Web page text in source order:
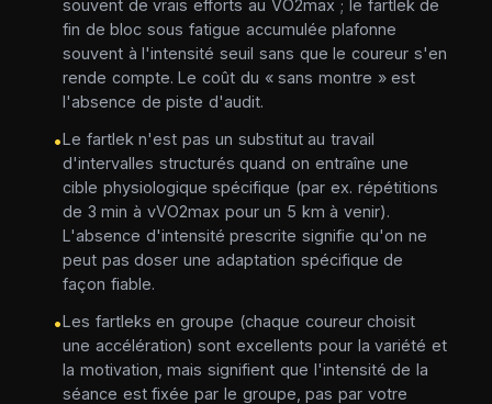
souvent de vrais efforts au VO2max ; le fartlek de
fin de bloc sous fatigue accumulée plafonne
souvent à l'intensité seuil sans que le coureur s'en
rende compte. Le coût du « sans montre » est
l'absence de piste d'audit.
•Le fartlek n'est pas un substitut au travail
d'intervalles structurés quand on entraîne une
cible physiologique spécifique (par ex. répétitions
de 3 min à vVO2max pour un 5 km à venir).
L'absence d'intensité prescrite signifie qu'on ne
peut pas doser une adaptation spécifique de
façon fiable.
•Les fartleks en groupe (chaque coureur choisit
une accélération) sont excellents pour la variété et
la motivation, mais signifient que l'intensité de la
séance est fixée par le groupe, pas par votre